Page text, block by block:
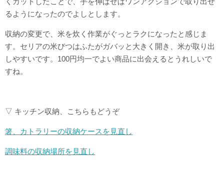
るようになったのでよしとします。
収納の変更で、米を炊く作業がぐっとラクになったと感じま
す。セリアの米びつはふたがガバッと大きく開き、米が取り出
しやすいです。100円均一でよい商品に出会えるとうれしいで
すね。
▽ キッチン収納、こちらもどうぞ
箸、カトラリーの収納ケースを見直し
調味料の収納場所を見直し